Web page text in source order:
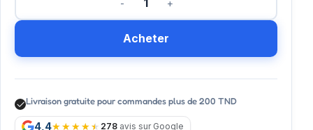
Acheter
Livraison gratuite pour commandes plus de 200 TND
4,4 278 avis sur Google